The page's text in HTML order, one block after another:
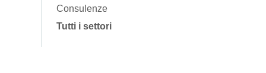
Consulenze
Tutti i settori